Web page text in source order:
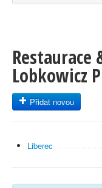
Restaurace
Lobkowicz
Přidat novou
Liberec